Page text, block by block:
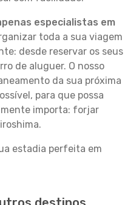
especialistas em
toda a sua viagem
desde reservar os seus
de aluguer. O nosso
da sua próxima
para que possa
importa: forjar
estadia perfeita em